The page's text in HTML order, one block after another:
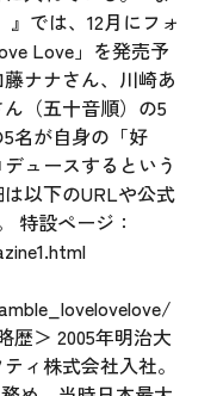
では、12月にフォ
Love」を発売予
ナナさん、川崎あ
（五十音順）の5
名が自身の「好
ュースするという
以下のURLや公式
特設ページ：
歴＞ 2005年明治大
ィ株式会社入社。